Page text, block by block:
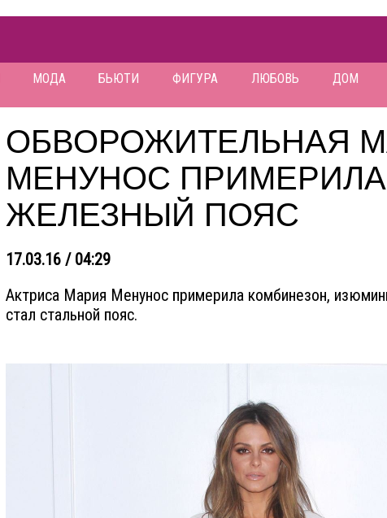
МОДА БЬЮТИ ФИГУРА ЛЮБОВЬ ДОМ
ОБВОРОЖИТЕЛЬНАЯ
МЕНУНОС ПРИМЕРИЛА
ЖЕЛЕЗНЫЙ ПОЯС
17.03.16 / 04:29
Актриса Мария Менунос примерила комбинезон,
стал стальной пояс.